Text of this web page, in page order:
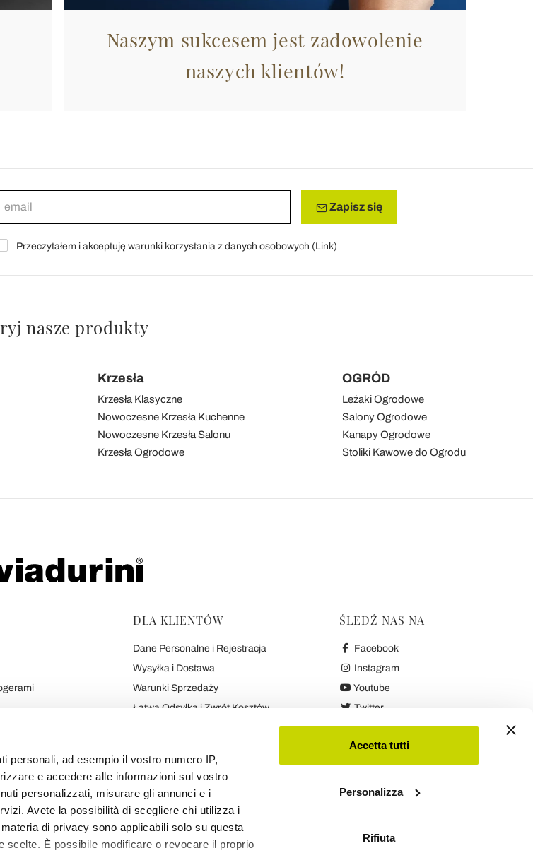
personali, ad esempio il vostro numero IP,
e accedere alle informazioni sul vostro
personalizzati, misurare gli annunci e i
Avete la possibilità di scegliere chi utilizza i
di privacy sono applicabili solo su questa
scelte. È possibile modificare o revocare il proprio
Accetta tutti
Personalizza
Rifiuta
Naszym sukcesem jest zadowolenie
naszych klientów!
Zapisz się
Przeczytałem i akceptuję warunki korzystania z danych osobowych (Link)
nasze produkty
Krzesła
Krzesła Klasyczne
Nowoczesne Krzesła Kuchenne
Nowoczesne Krzesła Salonu
Krzesła Ogrodowe
OGRÓD
Leżaki Ogrodowe
Salony Ogrodowe
Kanapy Ogrodowe
Stoliki Kawowe do Ogrodu
DLA KLIENTÓW
Dane Personalne i Rejestracja
Wysyłka i Dostawa
Warunki Sprzedaży
Łatwa Odsyłka i Zwrót Kosztów
Bezpieczne Płatności i Gwarancja
Prywatność i Pliki Cookie
ŚLEDŹ NAS NA
Facebook
Instagram
Youtube
Twitter
Mapa kategorii Mapa bloga Różne mapy